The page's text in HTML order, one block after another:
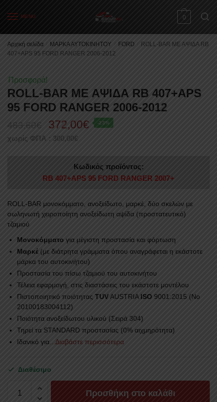
MENU 0
Αρχική σελίδα ΜΑΡΚΑ ΑΥΤΟΚΙΝΗΤΟΥ FORD
ROLL-BAR ΜΕ ΑΨΙΔΑ RB
407+APS 95 FORD RANGER 2006-2012
Προσφορά!
ROLL-BAR ΜΕ ΑΨΙΔΑ RB 407+APS
95 FORD RANGER 2006-2012
483,60€ 372,00€
χωρίς ΦΠΑ : 300,00€
-23%
Κωδικός προϊόντος:
RB 407+APS 95 FORD RANGER 2007+
ROLL-BAR μονοκόμματο, ανοξείδωτο, μαρκέ, δύο σκελών με
σωληνωτή χειροποίητη ανοξείδωτη αψίδα (προστατευτικό)
τζαμιού
Mονοκόμματο για μέγιστη προστασία και φόρτωση
Μαρκέ (με διάτρητα γράμματα όπου αναγράφεται η εκάστοτε
μάρκα του αυτοκινήτου)
Προστασία του πίσω τζαμιού του αυτοκινήτου
Τέλεια εφαρμογή, στις διαστάσεις του εκάστοτε μοντέλου
Πιστοποιητικό ποιότητας TUV AUSTRIA ISO 9001:2015 (No
20100183004112)
Ποιότητα ανοξείδωτου υλικού (Σειρά 304)
Τηρεί τα STANDARD προστασίας (0% αιχμηρότητα)
Ιδανικό για ...Διαβάστε περισσότερα
Διαθέσιμο
BAR
Προσθήκη στο καλάθι